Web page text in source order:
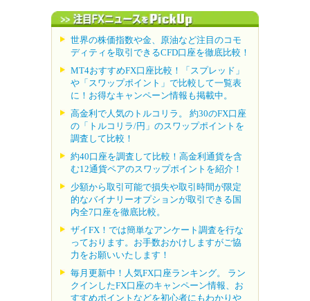
世界の株価指数や金、原油など注目のコモ
ディティを取引できるCFD口座を徹底比較！
MT4おすすめFX口座比較！「スプレッド」
や「スワップポイント」で比較して一覧表
に！お得なキャンペーン情報も掲載中。
高金利で人気のトルコリラ。 約30のFX口座
の「トルコリラ/円」のスワップポイントを
調査して比較！
約40口座を調査して比較！高金利通貨を含
む12通貨ペアのスワップポイントを紹介！
少額から取引可能で損失や取引時間が限定
的なバイナリーオプションが取引できる国
内全7口座を徹底比較。
ザイFX！では簡単なアンケート調査を行な
っております。お手数おかけしますがご協
力をお願いいたします！
毎月更新中！人気FX口座ランキング。 ラン
クインしたFX口座のキャンペーン情報、お
すすめポイントなどを初心者にもわかりや